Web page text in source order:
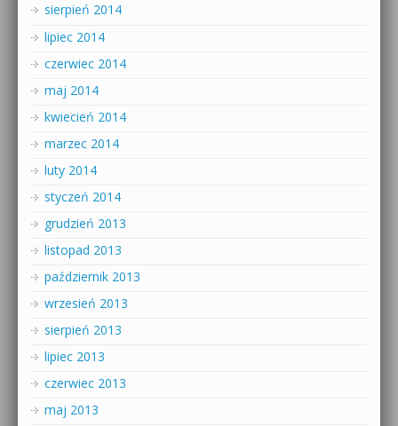
sierpień 2014
lipiec 2014
czerwiec 2014
maj 2014
kwiecień 2014
marzec 2014
luty 2014
styczeń 2014
grudzień 2013
listopad 2013
październik 2013
wrzesień 2013
sierpień 2013
lipiec 2013
czerwiec 2013
maj 2013